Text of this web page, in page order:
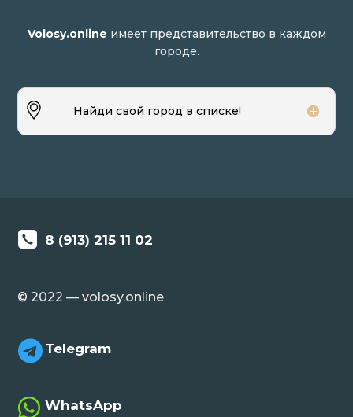
Volosy.online имеет представительство в каждом
городе.
Найди свой город в списке!
8 (913) 215 11 02
© 2022 — volosy.online
 Telegram
 WhatsApp